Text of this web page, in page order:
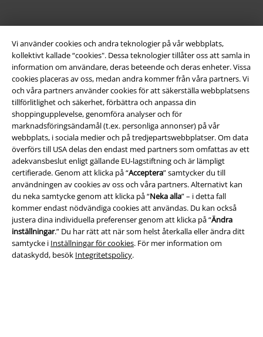
Vi använder cookies och andra teknologier på vår webbplats,
kollektivt kallade “cookies". Dessa teknologier tillåter oss att samla in
information om användare, deras beteende och deras enheter. Vissa
cookies placeras av oss, medan andra kommer från våra partners. Vi
och våra partners använder cookies för att säkerställa webbplatsens
tillförlitlighet och säkerhet, förbättra och anpassa din
shoppingupplevelse, genomföra analyser och för
marknadsföringsändamål (t.ex. personliga annonser) på vår
webbplats, i sociala medier och på tredjepartswebbplatser. Om data
överförs till USA delas den endast med partners som omfattas av ett
adekvansbeslut enligt gällande EU-lagstiftning och är lämpligt
certifierade. Genom att klicka på “Acceptera” samtycker du till
användningen av cookies av oss och våra partners. Alternativt kan
du neka samtycke genom att klicka på “Neka alla” – i detta fall
kommer endast nödvändiga cookies att användas. Du kan också
justera dina individuella preferenser genom att klicka på “Ändra
inställningar.” Du har rätt att när som helst återkalla eller ändra ditt
samtycke i Inställningar för cookies. För mer information om
dataskydd, besök Integritetspolicy.
Juridisk information/Villkor
Villkor
Om oss
Ladda ner villkoren
Avfallshantering och miljöskydd
Försäkran om överensstämmelse